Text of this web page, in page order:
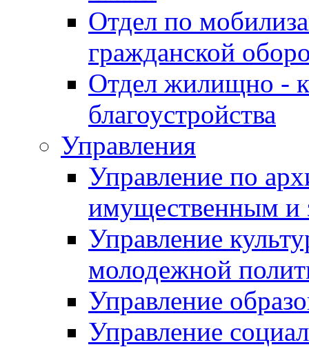
Отдел по
гражданской
Отдел жилищно -
благоустройства
Управления
Управление по
имущественным и
Управление
молодежной
Управление
Управление